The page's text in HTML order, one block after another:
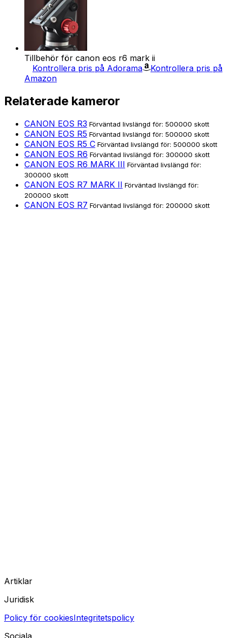
Tillbehör för canon eos r6 mark ii
Kontrollera pris på Adorama
Kontrollera pris på
Amazon
Relaterade kameror
CANON EOS R3 Förväntad livslängd för: 500000 skott
CANON EOS R5 Förväntad livslängd för: 500000 skott
CANON EOS R5 C Förväntad livslängd för: 500000 skott
CANON EOS R6 Förväntad livslängd för: 300000 skott
CANON EOS R6 MARK III Förväntad livslängd för:
300000 skott
CANON EOS R7 MARK II Förväntad livslängd för:
200000 skott
CANON EOS R7 Förväntad livslängd för: 200000 skott
Artiklar
Juridisk
Policy för cookiesIntegritetspolicy
Sociala